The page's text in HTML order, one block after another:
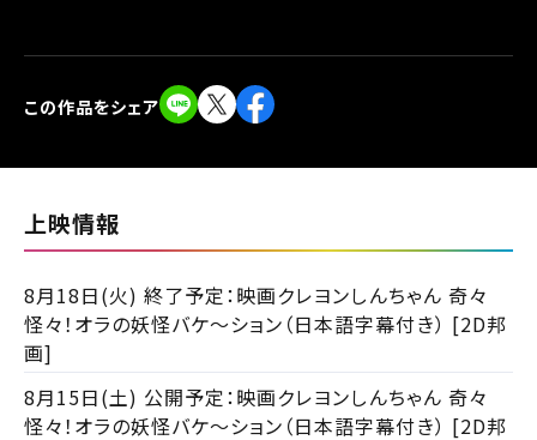
チケット購入
チケットの購入は下記リンクより、ご覧になりたい作品を選
択しご購入ください。
閉じる
この作品をシェア
上映情報
8月18日(火) 終了予定：映画クレヨンしんちゃん 奇々
怪々！オラの妖怪バケ～ション（日本語字幕付き） [2D邦
画]
8月15日(土) 公開予定：映画クレヨンしんちゃん 奇々
怪々！オラの妖怪バケ～ション（日本語字幕付き） [2D邦